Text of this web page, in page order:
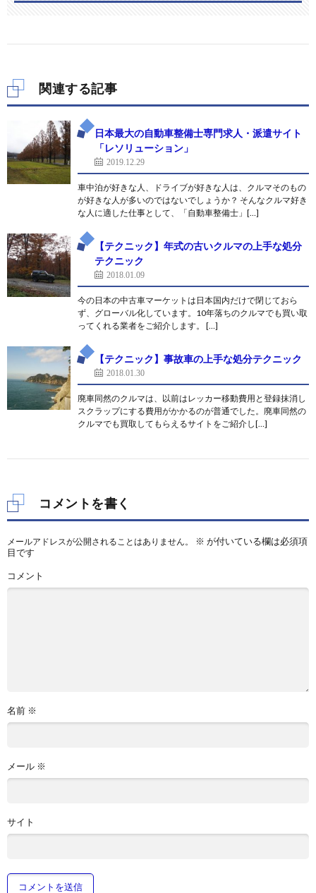
関連する記事
日本最大の自動車整備士専門求人・派遣サイト
「レソリューション」
2019.12.29
車中泊が好きな人、ドライブが好きな人は、クルマそのもの
が好きな人が多いのではないでしょうか？ そんなクルマ好き
な人に適した仕事として、「自動車整備士」[…]
【テクニック】年式の古いクルマの上手な処分
テクニック
2018.01.09
今の日本の中古車マーケットは日本国内だけで閉じておら
ず、グローバル化しています。10年落ちのクルマでも買い取
ってくれる業者をご紹介します。 […]
【テクニック】事故車の上手な処分テクニック
2018.01.30
廃車同然のクルマは、以前はレッカー移動費用と登録抹消し
スクラップにする費用がかかるのが普通でした。廃車同然の
クルマでも買取してもらえるサイトをご紹介し[…]
コメントを書く
メールアドレスが公開されることはありません。 ※ が付いている欄は必須項
目です
コメント
名前 ※
メール ※
サイト